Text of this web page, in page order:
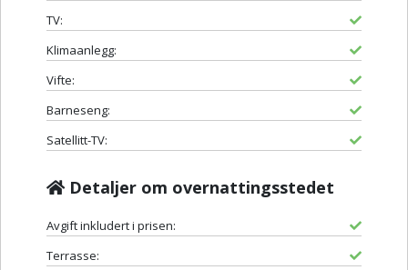
TV:
Klimaanlegg:
Vifte:
Barneseng:
Satellitt-TV:
Detaljer om overnattingsstedet
Avgift inkludert i prisen:
Terrasse: